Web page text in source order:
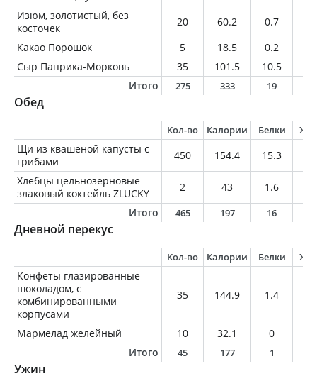
Изюм, золотистый, без
косточек
20 60.2 0.7
Какао Порошок
5 18.5 0.2
Сыр Паприка-Морковь
35 101.5 10.5
Итого
275 333 19
Обед
Кол-во Калории Белки
Щи из квашеной капусты с
грибами
450 154.4 15.3
Хлебцы цельнозерновые
злаковый коктейль ZLUCKY
2 43 1.6
Итого
465 197 16
Дневной перекус
Кол-во Калории Белки
Конфеты глазированные
шоколадом, с
комбинированными
корпусами
35 144.9 1.4
Мармелад желейный 10 32.1 0
Итого
45 177 1
Ужин